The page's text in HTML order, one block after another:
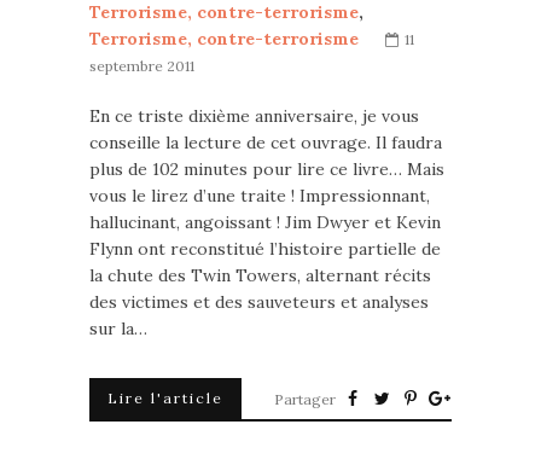
Terrorisme, contre-terrorisme,
Terrorisme, contre-terrorisme
11
septembre 2011
En ce triste dixième anniversaire, je vous
conseille la lecture de cet ouvrage. Il faudra
plus de 102 minutes pour lire ce livre… Mais
vous le lirez d’une traite ! Impressionnant,
hallucinant, angoissant ! Jim Dwyer et Kevin
Flynn ont reconstitué l’histoire partielle de
la chute des Twin Towers, alternant récits
des victimes et des sauveteurs et analyses
sur la…
Lire l'article Partager